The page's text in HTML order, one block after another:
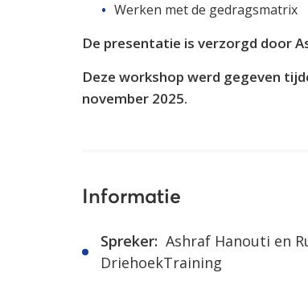
Werken met de gedragsmatrix
De presentatie is verzorgd door
Deze workshop werd gegeven
november 2025.
Informatie
Spreker: Ashraf Hanouti en
DriehoekTraining